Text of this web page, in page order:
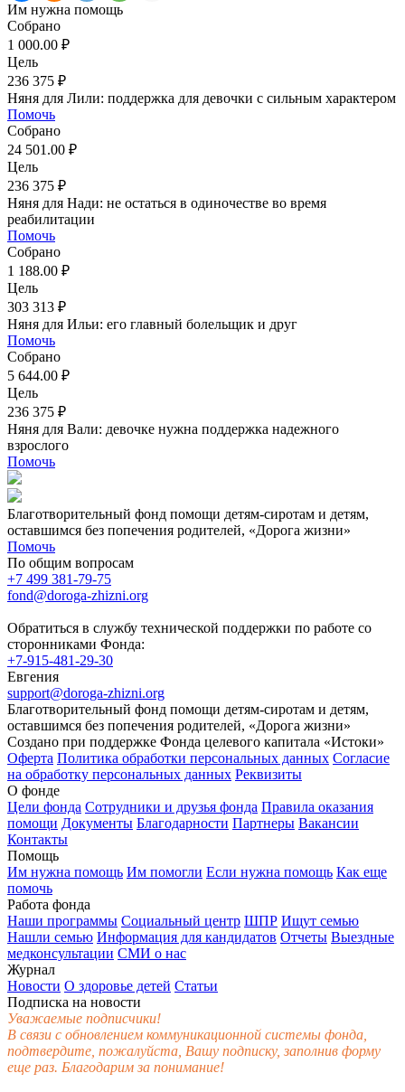
Им нужна помощь
Собрано
1 000.00 ₽
Цель
236 375 ₽
Няня для Лили: поддержка для девочки с сильным характером
Помочь
Собрано
24 501.00 ₽
Цель
236 375 ₽
Няня для Нади: не остаться в одиночестве во время
реабилитации
Помочь
Собрано
1 188.00 ₽
Цель
303 313 ₽
Няня для Ильи: его главный болельщик и друг
Помочь
Собрано
5 644.00 ₽
Цель
236 375 ₽
Няня для Вали: девочке нужна поддержка надежного
взрослого
Помочь
Благотворительный фонд помощи детям-сиротам и детям,
оставшимся без попечения родителей, «Дорога жизни»
Помочь
По общим вопросам
+7 499 381-79-75
fond@doroga-zhizni.org
Обратиться в службу технической поддержки по работе со
сторонниками Фонда:
+7-915-481-29-30
Евгения
support@doroga-zhizni.org
Благотворительный фонд помощи детям-сиротам и детям,
оставшимся без попечения родителей, «Дорога жизни»
Создано при поддержке Фонда целевого капитала «Истоки»
Оферта Политика обработки персональных данных Согласие
на обработку персональных данных Реквизиты
О фонде
Цели фонда Сотрудники и друзья фонда Правила оказания
помощи Документы Благодарности Партнеры Вакансии
Контакты
Помощь
Им нужна помощь Им помогли Если нужна помощь Как еще
помочь
Работа фонда
Наши программы Социальный центр ШПР Ищут семью
Нашли семью Информация для кандидатов Отчеты Выездные
медконсультации СМИ о нас
Журнал
Новости О здоровье детей Статьи
Подписка на новости
Уважаемые подписчики!
В связи с обновлением коммуникационной системы фонда,
подтвердите, пожалуйста, Вашу подписку, заполнив форму
еще раз. Благодарим за понимание!